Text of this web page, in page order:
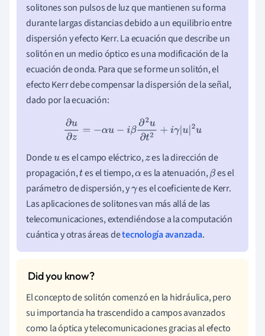
solitones son pulsos de luz que mantienen su forma
durante largas distancias debido a un equilibrio entre
dispersión y efecto Kerr. La ecuación que describe un
solitón en un medio óptico es una modificación de la
ecuación de onda. Para que se forme un solitón, el
efecto Kerr debe compensar la dispersión de la señal,
dado por la ecuación:
∂u∂ −αu β∂2u∂t2+ γ u|2u
Dondeues el campo eléctrico,zes la dirección de
propagación,tes el tiempo,α es la atenuación,βes el
parámetro de dispersión, yγes el coeficiente de Kerr.
Las aplicaciones de solitones van más allá de las
telecomunicaciones, extendiéndose a la computación
cuántica y otras áreas detecnología avanzada.
El concepto de solitón comenzó en la hidráulica, pero
su importancia ha trascendido a campos avanzados
como la óptica y telecomunicaciones gracias al efecto